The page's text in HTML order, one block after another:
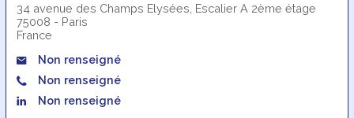
34 avenue des Champs Elysées, Escalier A 2ème étage
75008 - Paris
France
Non renseigné
Non renseigné
Non renseigné